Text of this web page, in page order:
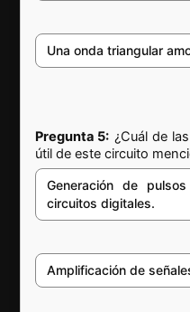
Una onda triangular
Pregunta 5: ¿Cuál de
útil de este circuito
Generación de
circuitos digitales.
Amplificación de